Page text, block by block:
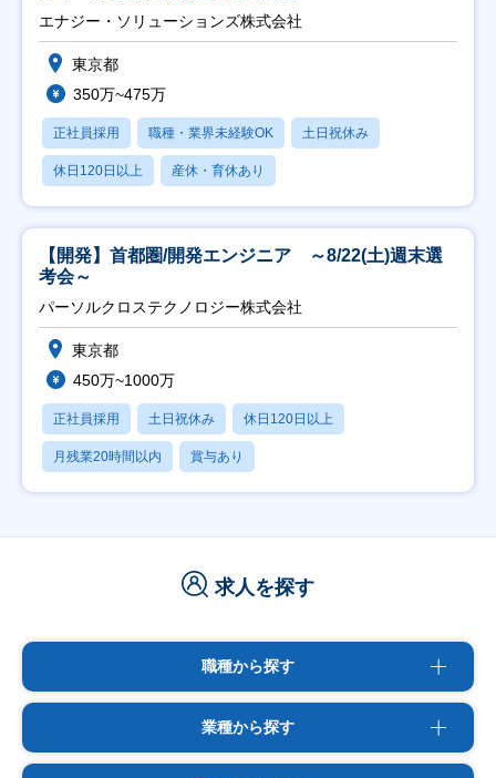
エナジー・ソリューションズ株式会社
東京都
350万~475万
正社員採用 職種・業界未経験OK 土日祝休み
休日120日以上 産休・育休あり
【開発】首都圏/開発エンジニア ～8/22(土)週末選
考会～
パーソルクロステクノロジー株式会社
東京都
450万~1000万
正社員採用 土日祝休み 休日120日以上
月残業20時間以内 賞与あり
求人を探す
職種から探す
業種から探す